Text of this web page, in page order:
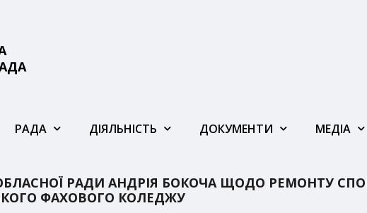
РАДА ДІЯЛЬНІСТЬ ДОКУМЕНТИ МЕДІА
РАДИ АНДРІЯ БОКОЧА ЩОДО РЕМОНТУ
ФАХОВОГО КОЛЕДЖУ